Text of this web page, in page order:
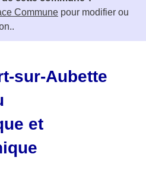
Commune pour modifier ou
sur-Aubette
et